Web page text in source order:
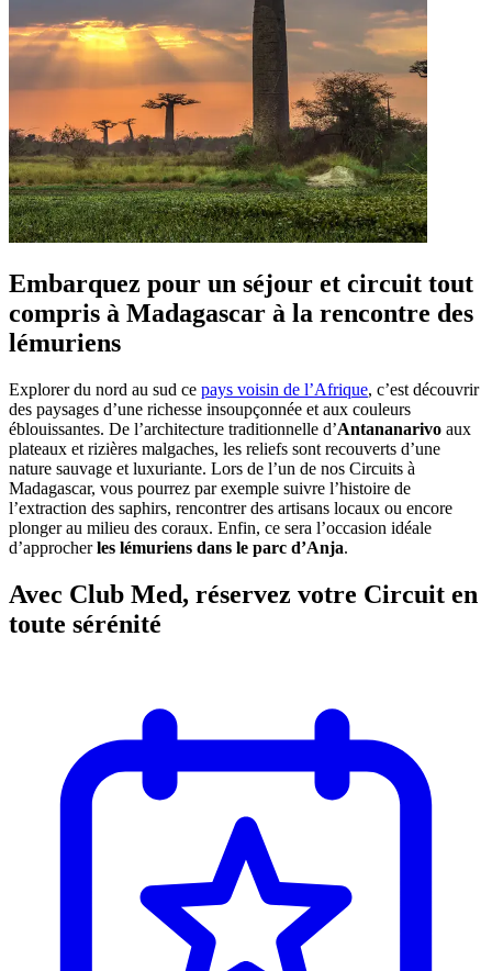
Embarquez pour un séjour et circuit tout
compris à Madagascar à la rencontre des
lémuriens
Explorer du nord au sud ce pays voisin de l’Afrique, c’est découvrir
des paysages d’une richesse insoupçonnée et aux couleurs
éblouissantes. De l’architecture traditionnelle d’Antananarivo aux
plateaux et rizières malgaches, les reliefs sont recouverts d’une
nature sauvage et luxuriante. Lors de l’un de nos Circuits à
Madagascar, vous pourrez par exemple suivre l’histoire de
l’extraction des saphirs, rencontrer des artisans locaux ou encore
plonger au milieu des coraux. Enfin, ce sera l’occasion idéale
d’approcherles lémuriens dans le parc d’Anja.
Avec Club Med, réservez votre Circuit en
toute sérénité